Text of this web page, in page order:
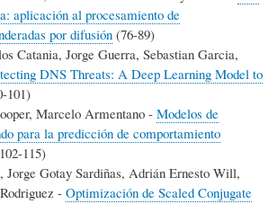
aplicación al procesamiento de
por difusión (76-89)
Catania, Jorge Guerra, Sebastian Garcia,
DNS Threats: A Deep Learning Model to
101)
Marcelo Armentano - Modelos de
para la predicción de comportamiento
115)
Jorge Gotay Sardiñas, Adrián Ernesto Will,
- Optimización de Scaled Conjugate